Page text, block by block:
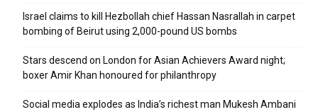
Israel claims to kill Hezbollah chief Hassan Nasrallah in carpet
bombing of Beirut using 2,000-pound US bombs
Stars descend on London for Asian Achievers Award night;
boxer Amir Khan honoured for philanthropy
Social media explodes as India’s richest man Mukesh Ambani